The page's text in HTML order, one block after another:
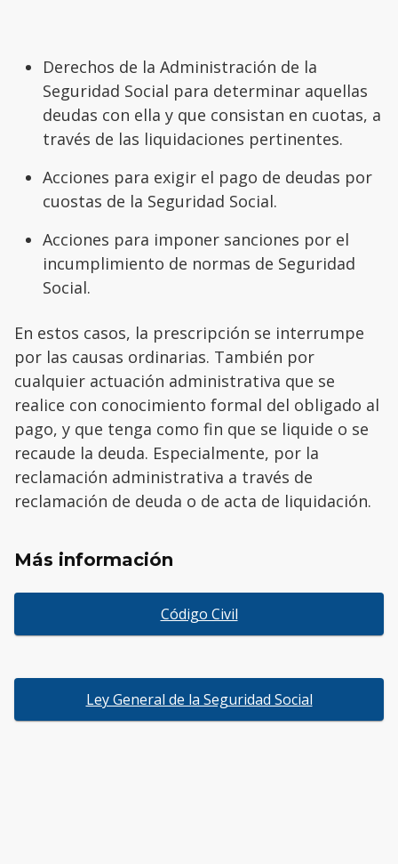
Derechos de la Administración de la
Seguridad Social para determinar aquellas
deudas con ella y que consistan en cuotas, a
través de las liquidaciones pertinentes.
Acciones para exigir el pago de deudas por
cuostas de la Seguridad Social.
Acciones para imponer sanciones por el
incumplimiento de normas de Seguridad
Social.
En estos casos, la prescripción se interrumpe
por las causas ordinarias. También por
cualquier actuación administrativa que se
realice con conocimiento formal del obligado al
pago, y que tenga como fin que se liquide o se
recaude la deuda. Especialmente, por la
reclamación administrativa a través de
reclamación de deuda o de acta de liquidación.
Más información
Código Civil
Ley General de la Seguridad Social